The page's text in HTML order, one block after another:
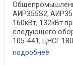
АИР355S2,
160кВт, 132кВт
следующего
105-441, ЦНСГ
подробнее